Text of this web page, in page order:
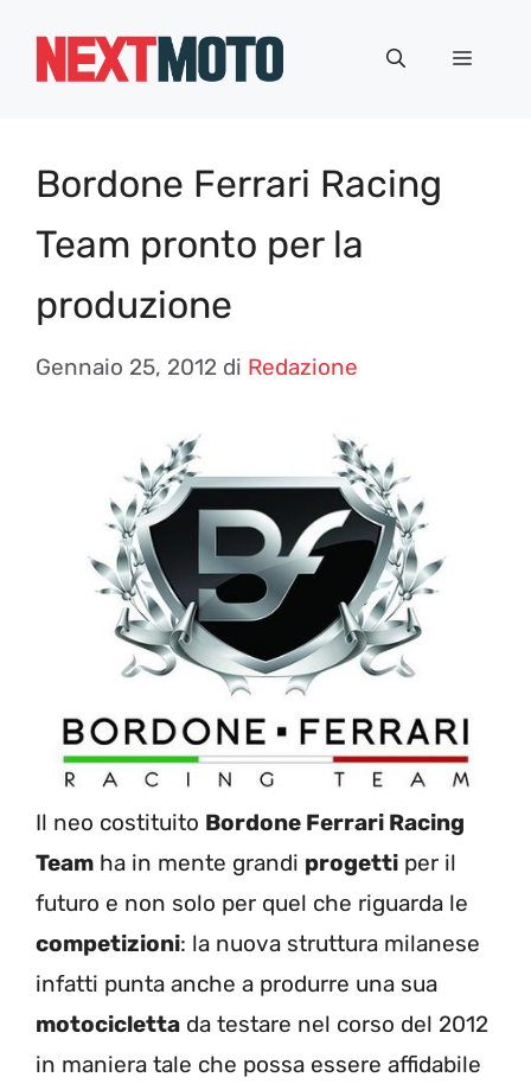
Menu
Bordone Ferrari Racing
Team pronto per la
produzione
Gennaio 25, 2012 di Redazione
Il neo costituito Bordone Ferrari Racing
Team ha in mente grandi progetti per il
futuro e non solo per quel che riguarda le
competizioni: la nuova struttura milanese
infatti punta anche a produrre una sua
motocicletta da testare nel corso del 2012
in maniera tale che possa essere affidabile